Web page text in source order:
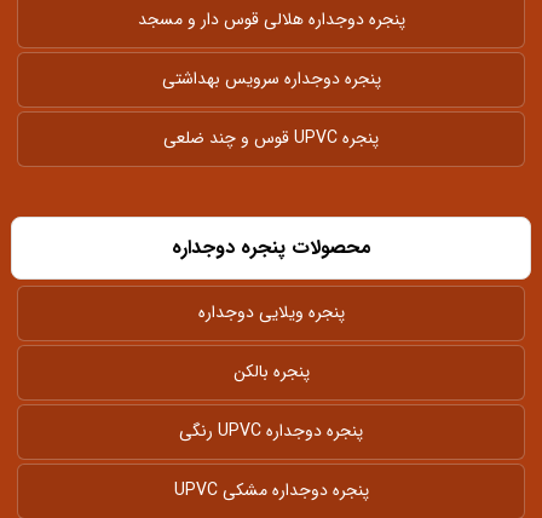
پنجره دوجداره هلالی قوس دار و مسجد
پنجره دوجداره سرویس بهداشتی
پنجره UPVC قوس و چند ضلعی
محصولات پنجره دوجداره
پنجره ویلایی دوجداره
پنجره بالکن
پنجره دوجداره UPVC رنگی
پنجره دوجداره مشکی UPVC